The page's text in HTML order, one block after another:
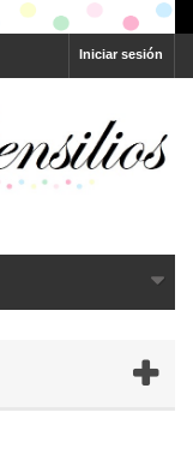
Iniciar sesión